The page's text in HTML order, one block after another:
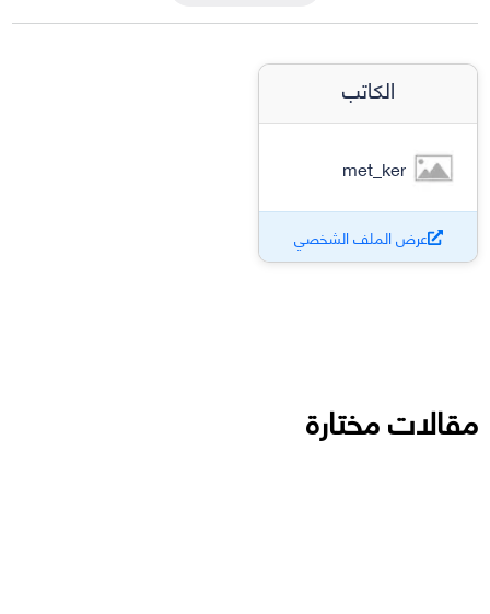
الكاتب
met_ker
عرض الملف الشخصي
مقالات مختارة